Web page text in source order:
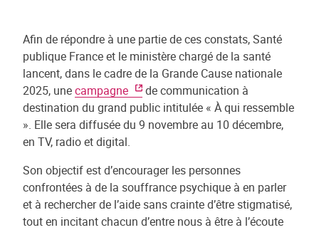
Afin de répondre à une partie de ces constats, Santé
publique France et le ministère chargé de la santé
lancent, dans le cadre de la Grande Cause nationale
2025, unecampagne
de communication à
destination du grand public intitulée « À qui ressemble
». Elle sera diffusée du 9 novembre au 10 décembre,
en TV, radio et digital.
Son objectif est d’encourager les personnes
confrontées à de la souffrance psychique à en parler
et à rechercher de l’aide sans crainte d’être stigmatisé,
tout en incitant chacun d’entre nous à être à l’écoute